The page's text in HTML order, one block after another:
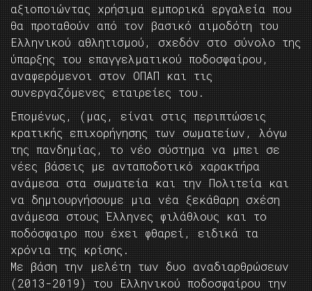
αξιοποιώντας χρήσιμα εμπορικά εργαλεία που
θα προταθούν από τον βασικό αιμοδότη του
Ελληνικού αθλητισμού, σχεδόν στο σύνολο της
ύπαρξης του επαγγελματικού ποδοσφαίρου,
αναφερόμενοι στον ΟΠΑΠ και τις
συνεργαζόμενες εταιρείες του.
Επομένως, (μας, είναι στις περιπτώσεις
κρατικής επιχορήγησης των σωματείων, λόγω
της πανδημίας, το νέο σύστημα να μπει σε
νέες βάσεις με ανταποδοτικό χαρακτήρα
ανάμεσα στα σωματεία και την Πολιτεία και
να δημιουργήσουμε μια νέα ξεκάθαρη σχέση
ανάμεσα στους Έλληνες φιλάθλους και το
ποδόσφαιρο που έχει φθαρεί, ειδικά τα
χρόνια της κρίσης.
Με βάση την μελέτη των δυο αναδιαρθρώσεων
(2013-2019) του Ελληνικού ποδοσφαίρου την